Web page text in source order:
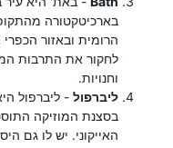
בארכיטקטורה
הרומית ובאזור
לחקור את התרבות
וחנויות.
ליברפול - ליברפול
בסצנת המוזיקה
האייקוני. יש לו גם